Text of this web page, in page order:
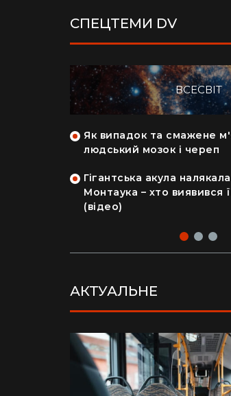
СПЕЦТЕМИ DV
ВСЕСВІТ
Як випадок та смажене
людський мозок і череп
Гігантська акула
Монтаука – хто виявився
(відео)
АКТУАЛЬНЕ